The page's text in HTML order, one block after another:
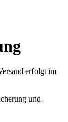
erfolgt im
und